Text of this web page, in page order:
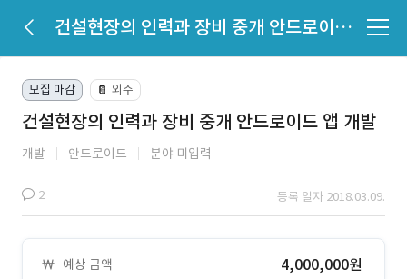
건설현장의 인력과 장비 중개 안드로이드 앱 개발
모집 마감 📔 외주
건설현장의 인력과 장비 중개 안드로이드 앱 개발
개발 안드로이드 분야 미입력
2 등록 일자 2018.03.09.
예상 금액 4,000,000원